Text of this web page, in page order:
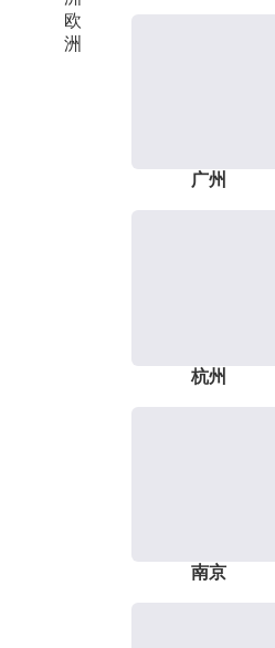
欧
洲
广州
杭州
南京